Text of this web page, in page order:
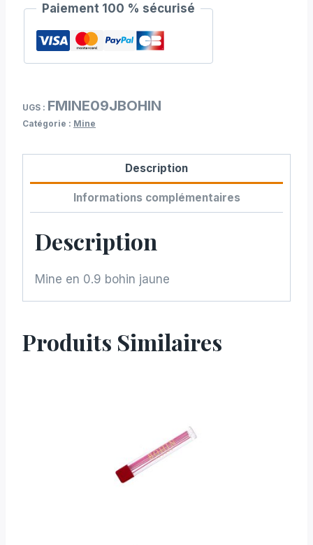
en
0.9
bohin
Paiement 100 % sécurisé
UGS : FMINE09JBOHIN
Catégorie : Mine
Description
Informations complémentaires
Description
Mine en 0.9 bohin jaune
Produits Similaires